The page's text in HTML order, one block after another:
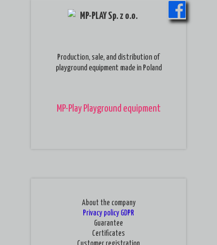
About the company
Privacy policy GDPR
Guarantee
Certificates
MP-PLAY Sp. z o.o.
Production, sale, and distribution of
playground equipment made in Poland
MP-Play Playground equipment